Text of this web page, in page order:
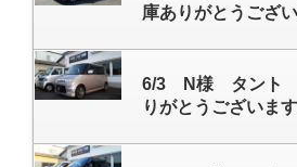
庫ありがとうござい
6/3 N様 タント
りがとうございます